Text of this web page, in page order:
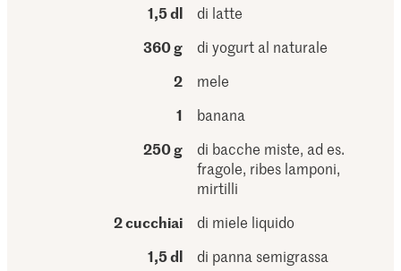
1,5 dl
di latte
360 g
di yogurt al naturale
2
mele
1
banana
250 g
di bacche miste, ad es.
fragole, ribes lamponi,
mirtilli
2 cucchiai
di miele liquido
1,5 dl
di panna semigrassa